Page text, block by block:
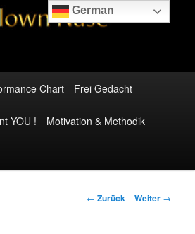
Aufklärung der Bevölkerung
Chart Frei Gedacht
YOU ! Motivation & Methodik
Beitragsnavigation
← Zurück Weiter →
German